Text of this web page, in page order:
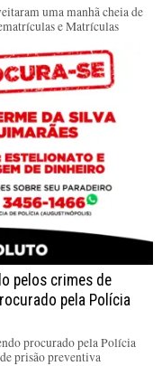
uma manhã cheia de
e Matrículas
pelos crimes de
pela Polícia
procurado pela Polícia
prisão preventiva